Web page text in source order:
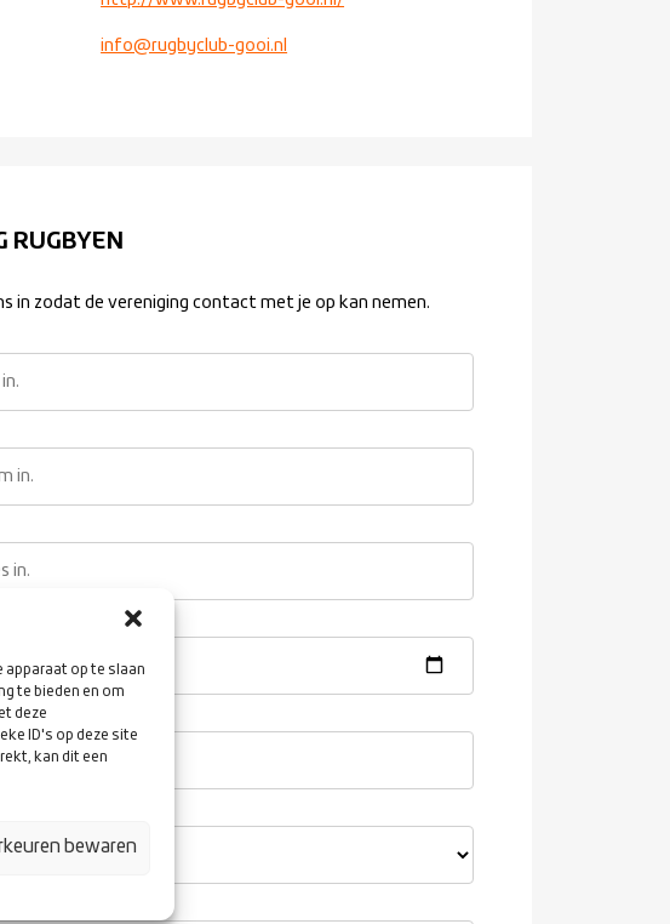
op te slaan
te bieden en om
deze
ID's op deze site
kan dit een
bewaren
info@rugbyclub-gooi.nl
RUGBYEN
in zodat de vereniging contact met je op kan nemen.
jou benaderen?